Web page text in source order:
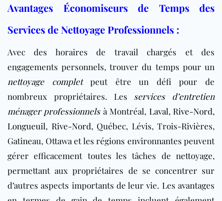
Avantages Économiseurs de Temps des
Services de Nettoyage Professionnels :
Avec des horaires de travail chargés et des
engagements personnels, trouver du temps pour un
nettoyage completpeut être un défi pour de
nombreux propriétaires. Les services d’entretien
ménager professionnelsà Montréal, Laval, Rive-Nord,
Longueuil, Rive-Nord, Québec, Lévis, Trois-Rivières,
Gatineau, Ottawa et les régions environnantes peuvent
gérer efficacement toutes les tâches de nettoyage,
permettant aux propriétaires de se concentrer sur
d’autres aspects importants de leur vie. Les avantages